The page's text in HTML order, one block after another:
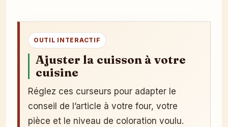
OUTIL INTERACTIF
Ajuster la cuisson à votre
cuisine
Réglez ces curseurs pour adapter le
conseil de l’article à votre four, votre
pièce et le niveau de coloration voulu.